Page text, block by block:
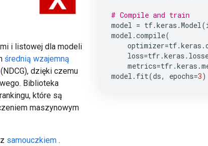
# Compile and train
model = tf.keras .Model(
model .compile(
optimizer=tf.keras .
loss=tfr .keras .
metrics=tfr .keras .
model . fit(ds, epochs=3)
i listowej dla modeli
średnią wzajemną
(NDCG), dzięki czemu
Biblioteka
które są
maszynowym
samouczkiem .